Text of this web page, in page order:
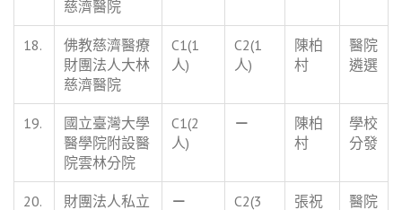
慈濟醫院
18.
佛教慈濟醫療
財團法人大林
慈濟醫院
C1(1
人)
C2(1
人)
陳柏
村
醫院
遴選
19.
國立臺灣大學
醫學院附設醫
院雲林分院
C1(2
人)
－
陳柏
村
學校
分發
20.
財團法人私立
－
C2(3
張祝
醫院